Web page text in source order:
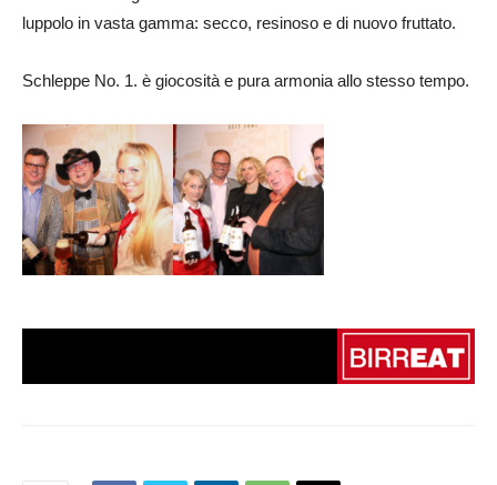
luppolo in vasta gamma: secco, resinoso e di nuovo fruttato.
Schleppe No. 1. è giocosità e pura armonia allo stesso tempo.